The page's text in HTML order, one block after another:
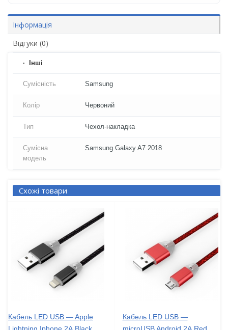
Інформація
Відгуки (0)
Iнші
Сумісність Samsung
Колір Червоний
Тип Чехол-накладка
Сумісна
модель
Samsung Galaxy A7 2018
Схожі товари
Кабель LED USB — Apple
Lightning Iphone 2А Black
Кабель LED USB —
microUSB Android 2А Red